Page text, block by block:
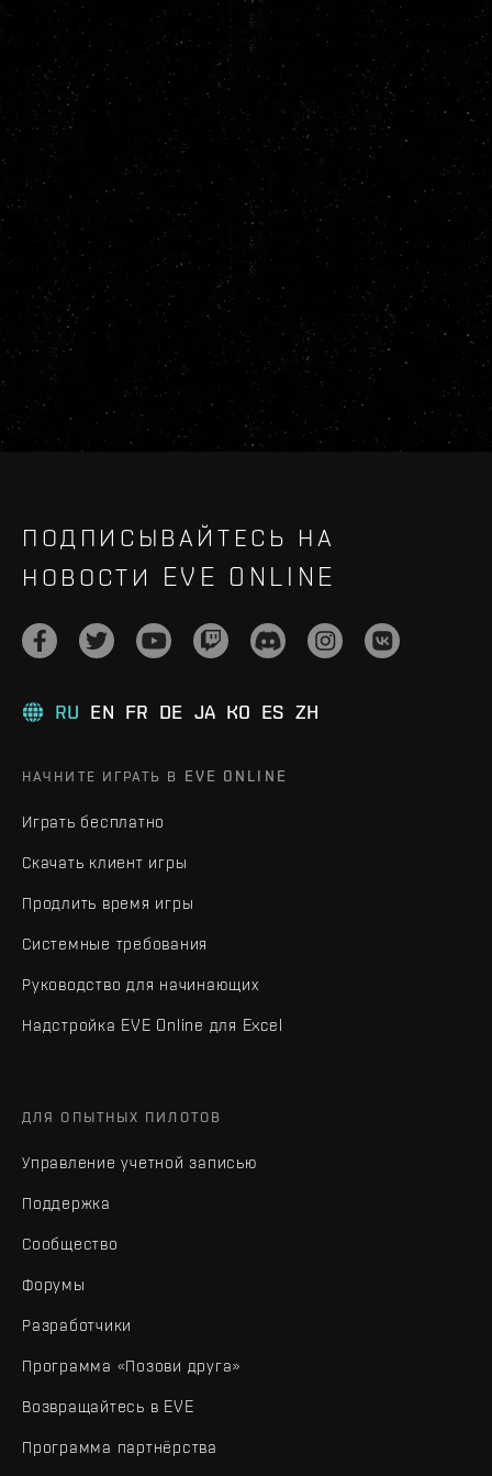
ПОДПИСЫВАЙТЕСЬ НА
НОВОСТИ EVE ONLINE
RU EN FR DE JA KO ES ZH
НАЧНИТЕ ИГРАТЬ В EVE ONLINE
Играть бесплатно
Скачать клиент игры
Продлить время игры
Системные требования
Руководство для начинающих
Надстройка EVE Online для Excel
ДЛЯ ОПЫТНЫХ ПИЛОТОВ
Управление учетной записью
Поддержка
Сообщество
Форумы
Разработчики
Программа «Позови друга»
Возвращайтесь в EVE
Программа партнёрства